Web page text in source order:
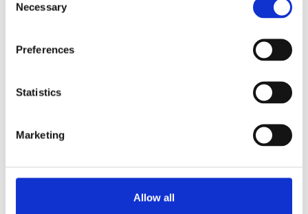
Selection
Necessary
Preferences
Statistics
Marketing
Allow all